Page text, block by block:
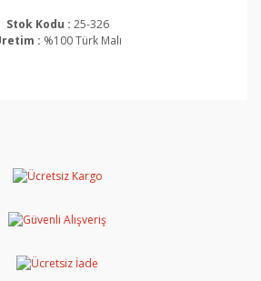
Stok Kodu : 25-326
: %100 Türk Malı
Yorum Yaz
eksik bilgiler bulunuyor.